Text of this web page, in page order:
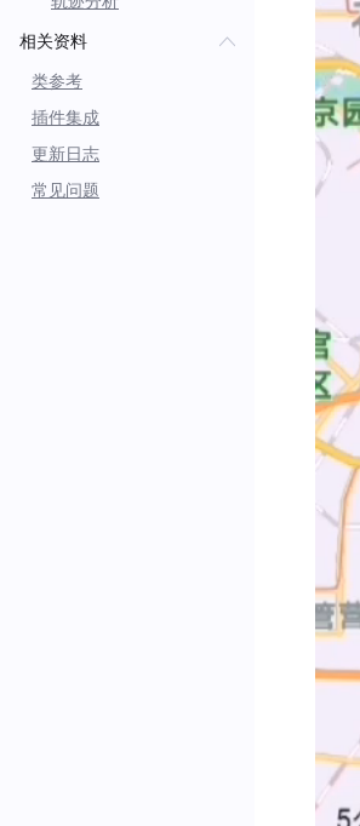
相关资料
类参考
插件集成
更新日志
常见问题